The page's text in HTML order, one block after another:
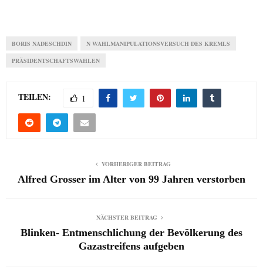
BORIS NADESCHDIN N WAHLMANIPULATIONSVERSUCH DES KREMLS
PRÄSIDENTSCHAFTSWAHLEN
TEILEN: 1
VORHERIGER BEITRAG
Alfred Grosser im Alter von 99 Jahren verstorben
NÄCHSTER BEITRAG
Blinken- Entmenschlichung der Bevölkerung des
Gazastreifens aufgeben